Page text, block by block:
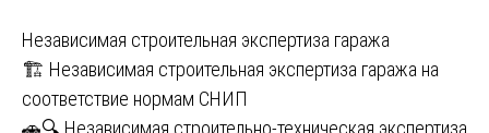
Независимая строительная экспертиза гаража
🏗️ Независимая строительная экспертиза гаража на
соответствие нормам СНИП
🚗🔍 Независимая строительно-техническая экспертиза